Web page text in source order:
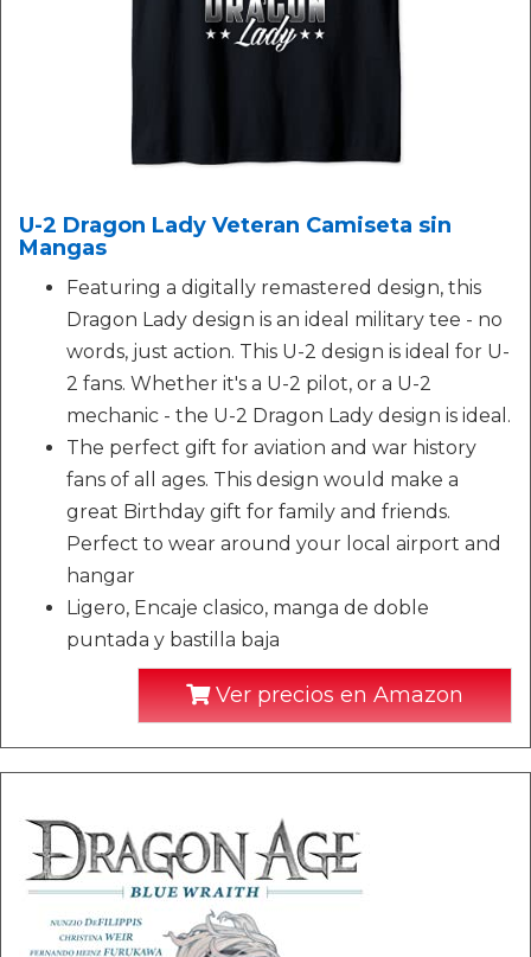
U-2 Dragon Lady Veteran Camiseta sin
Mangas
Featuring a digitally remastered design, this
Dragon Lady design is an ideal military tee - no
words, just action. This U-2 design is ideal for U-
2 fans. Whether it's a U-2 pilot, or a U-2
mechanic - the U-2 Dragon Lady design is ideal.
The perfect gift for aviation and war history
fans of all ages. This design would make a
great Birthday gift for family and friends.
Perfect to wear around your local airport and
hangar
Ligero, Encaje clasico, manga de doble
puntada y bastilla baja
Ver precios en Amazon